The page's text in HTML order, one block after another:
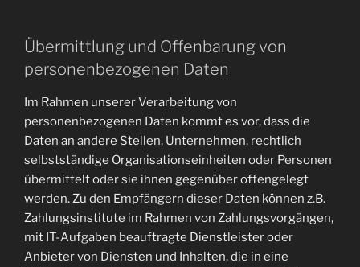
Übermittlung und Offenbarung von
personenbezogenen Daten
Im Rahmen unserer Verarbeitung von
personenbezogenen Daten kommt es vor, dass die
Daten an andere Stellen, Unternehmen, rechtlich
selbstständige Organisationseinheiten oder Personen
übermittelt oder sie ihnen gegenüber offengelegt
werden. Zu den Empfängern dieser Daten können z.B.
Zahlungsinstitute im Rahmen von Zahlungsvorgängen,
mit IT-Aufgaben beauftragte Dienstleister oder
Anbieter von Diensten und Inhalten, die in eine